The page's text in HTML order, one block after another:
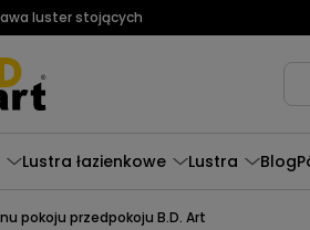
luster stojących
Lustra łazienkowe Lustra Blog
pokoju przedpokoju B.D. Art